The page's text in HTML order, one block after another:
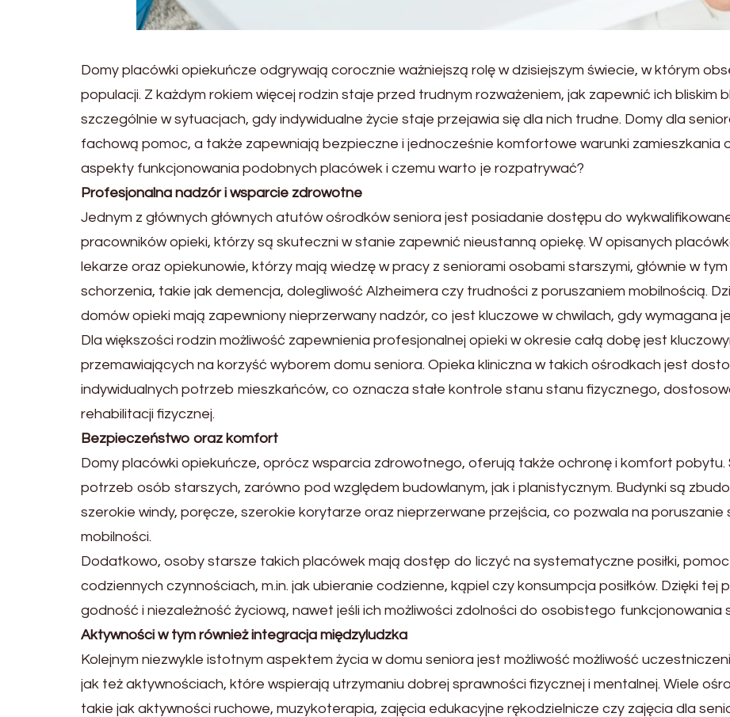
Domy placówki opiekuńcze odgrywają corocznie ważniejszą rolę w dzisiejszym świecie, w którym
populacji. Z każdym rokiem więcej rodzin staje przed trudnym rozważeniem, jak zapewnić ich bliskim
szczególnie w sytuacjach, gdy indywidualne życie staje przejawia się dla nich trudne. Domy dla
fachową pomoc, a także zapewniają bezpieczne i jednocześnie komfortowe warunki zamieszkania
aspekty funkcjonowania podobnych placówek i czemu warto je rozpatrywać?
Profesjonalna nadzór i wsparcie zdrowotne
Jednym z głównych głównych atutów ośrodków seniora jest posiadanie dostępu do
pracowników opieki, którzy są skuteczni w stanie zapewnić nieustanną opiekę. W opisanych
lekarze oraz opiekunowie, którzy mają wiedzę w pracy z seniorami osobami starszymi, głównie w
schorzenia, takie jak demencja, dolegliwość Alzheimera czy trudności z poruszaniem mobilnością.
domów opieki mają zapewniony nieprzerwany nadzór, co jest kluczowe w chwilach, gdy wymagana
Dla większości rodzin możliwość zapewnienia profesjonalnej opieki w okresie całą dobę jest
przemawiających na korzyść wyborem domu seniora. Opieka kliniczna w takich ośrodkach jest
indywidualnych potrzeb mieszkańców, co oznacza stałe kontrole stanu stanu fizycznego,
rehabilitacji fizycznej.
Bezpieczeństwo oraz komfort
Domy placówki opiekuńcze, oprócz wsparcia zdrowotnego, oferują także ochronę i komfort
potrzeb osób starszych, zarówno pod względem budowlanym, jak i planistycznym. Budynki są
szerokie windy, poręcze, szerokie korytarze oraz nieprzerwane przejścia, co pozwala na
mobilności.
Dodatkowo, osoby starsze takich placówek mają dostęp do liczyć na systematyczne posiłki,
codziennych czynnościach, m.in. jak ubieranie codzienne, kąpiel czy konsumpcja posiłków. Dzięki
godność i niezależność życiową, nawet jeśli ich możliwości zdolności do osobistego funkcjonowania
Aktywności w tym również integracja międzyludzka
Kolejnym niezwykle istotnym aspektem życia w domu seniora jest możliwość możliwość
jak też aktywnościach, które wspierają utrzymaniu dobrej sprawności fizycznej i mentalnej. Wiele
takie jak aktywności ruchowe, muzykoterapia, zajęcia edukacyjne rękodzielnicze czy zajęcia dla